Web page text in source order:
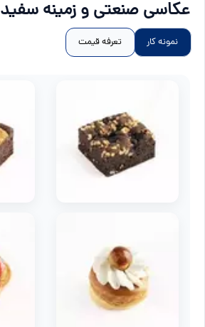
عکاسی صنعتی و زمینه سفید
نمونه کار تعرفه قیمت